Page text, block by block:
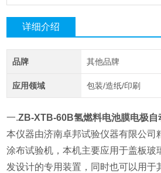
详细介绍
品牌 其他品牌
应用领域 包装/造纸/印刷
一.ZB-XTB-60B氢燃料电池膜电极自
本仪器由济南卓邦试验仪器有限公司
涂布试验机，本机主要应用于盖板玻
发设计的专用装置，同时也可以用于